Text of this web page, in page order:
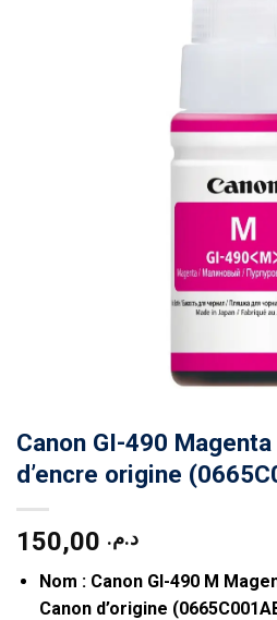
Canon GI-490
d’encre origine
د.م.
Nom : Canon GI-490 M
Canon d’origine